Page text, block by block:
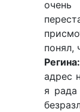
понял,
адрес
я